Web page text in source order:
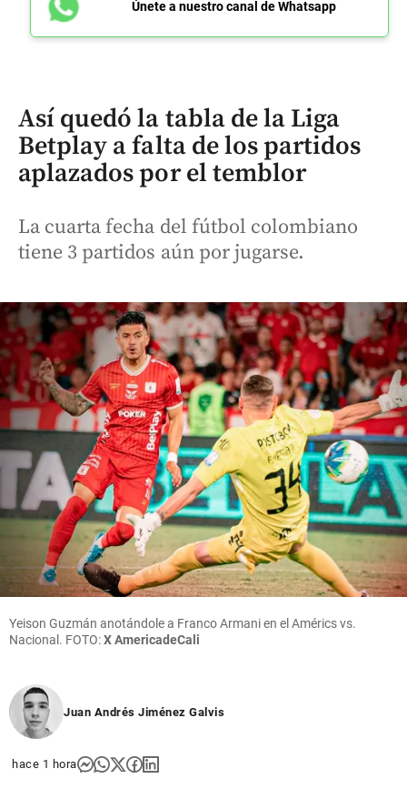
Únete a nuestro canal de Whatsapp
Así quedó la tabla de la Liga
Betplay a falta de los partidos
aplazados por el temblor
La cuarta fecha del fútbol colombiano
tiene 3 partidos aún por jugarse.
Yeison Guzmán anotándole a Franco Armani en el Américs vs.
Nacional. FOTO:X AmericadeCali
Juan Andrés Jiménez Galvis
hace 1 hora